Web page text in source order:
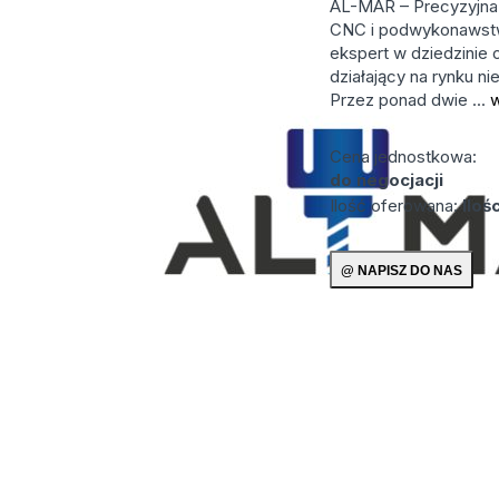
AL-MAR –
CNC i
ekspert w dziedzinie
działający na rynku
Przez ponad dwie ...
Cena jednostkowa:
do negocjacji
Ilość oferowana: